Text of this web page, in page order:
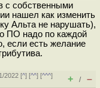
с собственными
нашел как изменить
Альта не нарушать),
ПО надо по каждой
если есть желание
2022 [^] [^^] [^^^]
+ / –